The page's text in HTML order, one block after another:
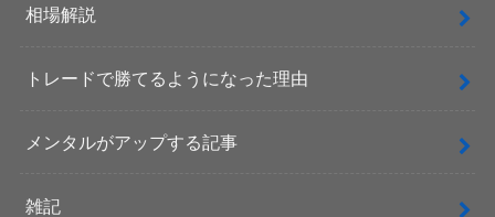
相場解説
トレードで勝てるようになった理由
メンタルがアップする記事
雑記